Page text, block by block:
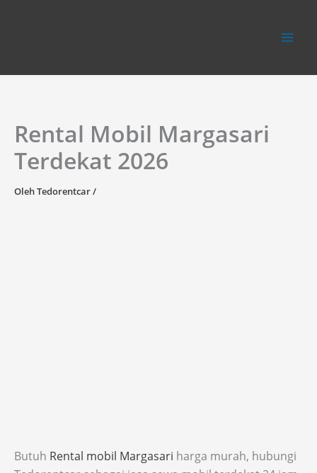
Rental Mobil Margasari
Terdekat 2026
OlehTedorentcar/
Butuh Rental mobil Margasari harga murah, hubungi